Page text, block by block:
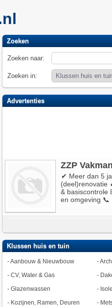
Zoeken
Zoeken naar:
Zoeken in:
Advertenties
ZZP
✔ Meer dan 5
(deel)renovatie
& basiscontrole
en omgeving 📞
Klussen huis en tuin
-Aanbouw & Nieuwbouw -
- CV, Water & Gas -
- Glazenwassen -
- Kozijnen, Ramen, Deuren -